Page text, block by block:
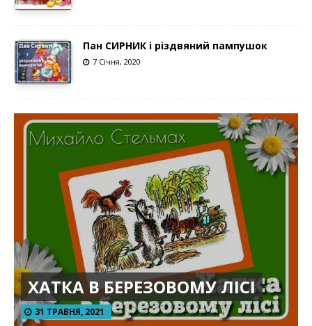
Пан СИРНИК і різдвяний пампушок
7 Січня, 2020
ХАТКА В БЕРЕЗОВОМУ ЛІСІ
31 ТРАВНЯ, 2021